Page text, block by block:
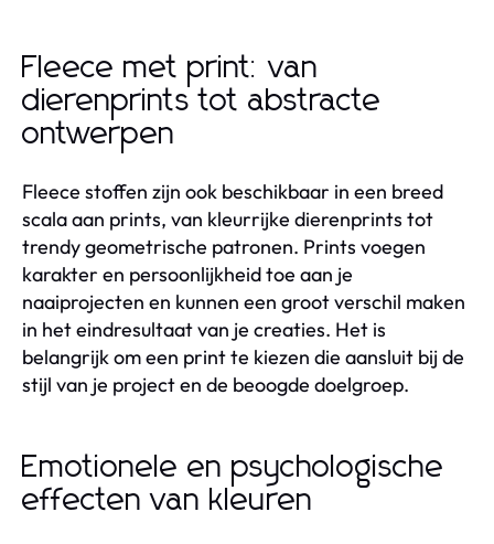
Fleece met print: van
dierenprints tot abstracte
ontwerpen
Fleece stoffen zijn ook beschikbaar in een breed
scala aan prints, van kleurrijke dierenprints tot
trendy geometrische patronen. Prints voegen
karakter en persoonlijkheid toe aan je
naaiprojecten en kunnen een groot verschil maken
in het eindresultaat van je creaties. Het is
belangrijk om een print te kiezen die aansluit bij de
stijl van je project en de beoogde doelgroep.
Emotionele en psychologische
effecten van kleuren